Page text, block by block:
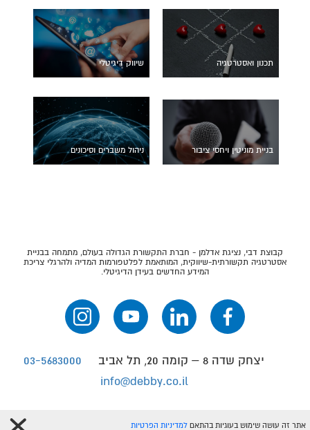
תכנון ואסטרטגיה שיווק דיגיטלי
בניית מוניטין ויחסי ציבור ניהול משברים וסיכונים
קבוצת דבי, נציגת אדלמן - חברת התקשורת הגדולה בעולם, מתמחה בבניית
אסטרטגיה תקשורתית-שיווקית, המותאמת לפלטפורמות המדיה ולהרגלי צריכת
המידע החדשים בעידן הדיגיטלי.
יצחק שדה 8 – קומה 20, תל אביב
03-5683000
info@debby.co.il
אתר זה עושה שימוש בעוגיות בהתאםלמדיניות הפרטיות